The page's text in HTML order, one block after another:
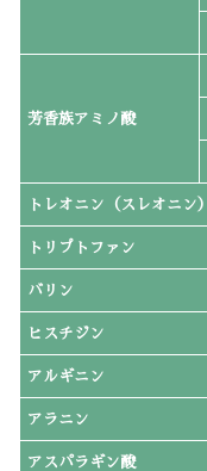
芳香族アミノ酸
トレオニン（スレオニン）
トリプトファン
バリン
ヒスチジン
アルギニン
アラニン
アスパラギン酸